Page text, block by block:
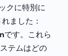
クに特別に
ました：
です。これら
テムはどの